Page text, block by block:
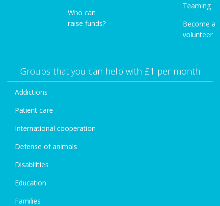
Who can
raise funds?
Teaming
Become a
volunteer
Groups that you can help with £1 per month
Addictions
Patient care
International cooperation
Defense of animals
Disabilities
Education
Families